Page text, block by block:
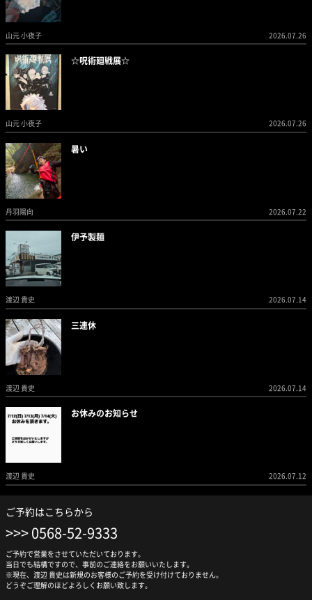
山元 小夜子 2026.07.26
☆呪術廻戦展☆
山元 小夜子 2026.07.26
暑い
丹羽陽向 2026.07.22
伊予製麺
渡辺 貴史 2026.07.14
三連休
渡辺 貴史 2026.07.14
お休みのお知らせ
渡辺 貴史 2026.07.12
ご予約はこちらから
0568-52-9333
ご予約で営業をさせていただいております。
当日でも結構ですので、事前のご連絡をお願いいたします。
※現在、渡辺 貴史は新規のお客様のご予約を受け付けておりません。
どうぞご理解のほどよろしくお願い致します。